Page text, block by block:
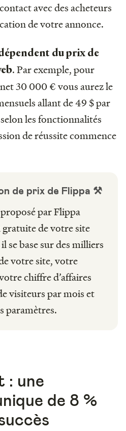
avec des acheteurs
de votre annonce.
du prix de
. Par exemple, pour
30 000 € vous aurez le
allant de 49 $ par
les fonctionnalités
de réussite commence
de prix de Flippa ⚒️
par Flippa
de votre site
se base sur des milliers
votre site, votre
chiffre d’affaires
visiteurs par mois et
paramètres.
: une
de 8 %